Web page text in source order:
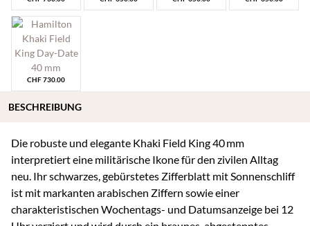
CHF730.00
Die robuste und elegante Khaki Field King 40 mm
interpretiert eine militärische Ikone für den zivilen Alltag
neu. Ihr schwarzes, gebürstetes Zifferblatt mit Sonnenschliff
ist mit markanten arabischen Ziffern sowie einer
charakteristischen Wochentags- und Datumsanzeige bei 12
BESCHREIBUNG